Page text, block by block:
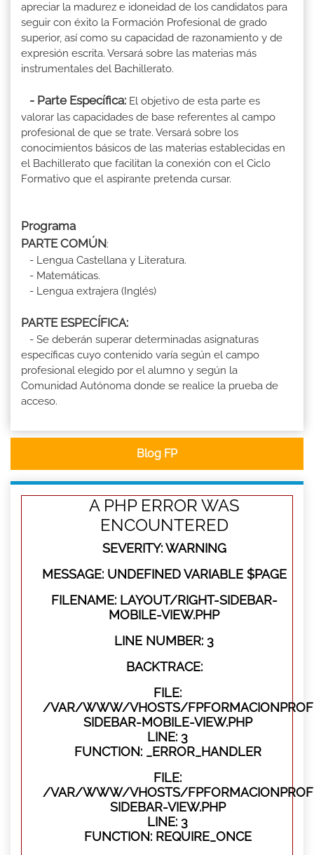
apreciar la madurez e idoneidad de los candidatos para
seguir con éxito la Formación Profesional de grado
superior, así como su capacidad de razonamiento y de
expresión escrita. Versará sobre las materias más
instrumentales del Bachillerato.
- Parte Específica: El objetivo de esta parte es
valorar las capacidades de base referentes al campo
profesional de que se trate. Versará sobre los
conocimientos básicos de las materias establecidas en
el Bachillerato que facilitan la conexión con el Ciclo
Formativo que el aspirante pretenda cursar.
Programa
PARTE COMÚN:
- Lengua Castellana y Literatura.
- Matemáticas.
- Lengua extrajera (Inglés)
PARTE ESPECÍFICA:
- Se deberán superar determinadas asignaturas
específicas cuyo contenido varía según el campo
profesional elegido por el alumno y según la
Comunidad Autónoma donde se realice la prueba de
acceso.
Blog FP
A PHP ERROR WAS
ENCOUNTERED
SEVERITY: WARNING
MESSAGE: UNDEFINED VARIABLE $PAGE
FILENAME: LAYOUT/RIGHT-SIDEBAR-
MOBILE-VIEW.PHP
LINE NUMBER: 3
BACKTRACE:
FILE:
/VAR/WWW/VHOSTS/
SIDEBAR-MOBILE-VIEW.PHP
LINE: 3
FUNCTION: _ERROR_HANDLER
FILE:
/VAR/WWW/VHOSTS/
SIDEBAR-VIEW.PHP
LINE: 3
FUNCTION: REQUIRE_ONCE